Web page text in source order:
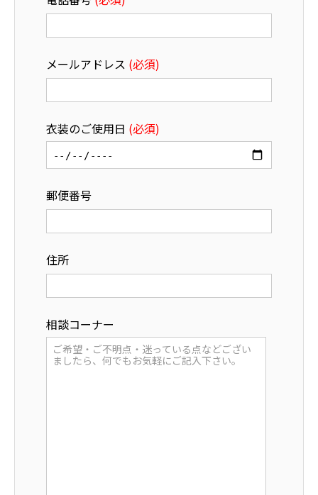
メールアドレス (必須)
衣装のご使用日 (必須)
郵便番号
住所
相談コーナー